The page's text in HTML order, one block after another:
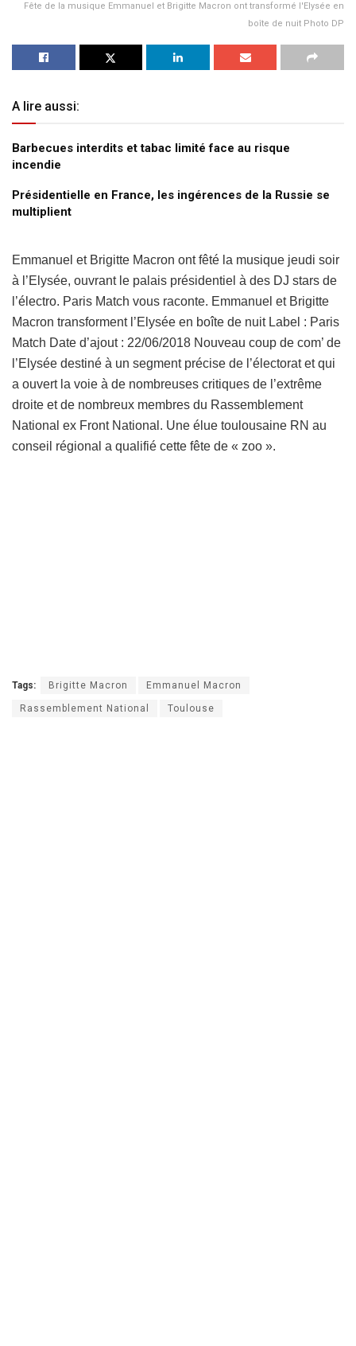
Fête de la musique Emmanuel et Brigitte Macron ont transformé l'Elysée en
boîte de nuit Photo DP
A lire aussi:
Barbecues interdits et tabac limité face au risque
incendie
Présidentielle en France, les ingérences de la Russie se
multiplient
Emmanuel et Brigitte Macron ont fêté la musique jeudi soir
à l’Elysée, ouvrant le palais présidentiel à des DJ stars de
l’électro. Paris Match vous raconte. Emmanuel et Brigitte
Macron transforment l’Elysée en boîte de nuit Label : Paris
Match Date d’ajout : 22/06/2018 Nouveau coup de com’ de
l’Elysée destiné à un segment précise de l’électorat et qui
a ouvert la voie à de nombreuses critiques de l’extrême
droite et de nombreux membres du Rassemblement
National ex Front National. Une élue toulousaine RN au
conseil régional a qualifié cette fête de « zoo ».
Tags: Brigitte Macron Emmanuel Macron
Rassemblement National Toulouse